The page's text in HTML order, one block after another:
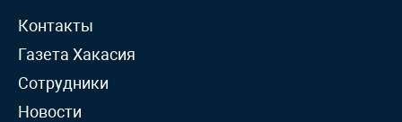
Контакты
Газета Хакасия
Сотрудники
Новости